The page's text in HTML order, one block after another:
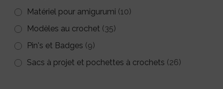
Matériel pour amigurumi (10)
Modèles au crochet (35)
Pin's et Badges (9)
Sacs à projet et pochettes à crochets (26)